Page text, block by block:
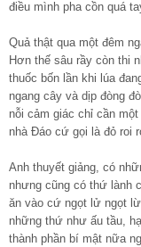
điều mình pha cồn quá
Quả thật qua một đêm
Hơn thế sâu rầy còn thi
thuốc bốn lần khi lúa
ngang cây và dịp đòng
nỗi cảm giác chỉ cần
nhà Đáo cứ gọi là đỏ roi
Anh thuyết giảng, có
nhưng cũng có thứ lành
ăn vào cứ ngọt lử ngọt
những thứ như ấu tầu,
thành phần bí mật nữa